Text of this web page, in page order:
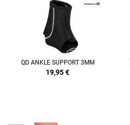
QD ANKLE SUPPORT 3MM
19,95€